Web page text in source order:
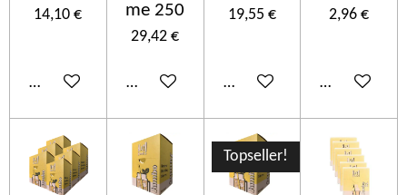
14,10 €
In den Warenkorb
me 250
29,42 €
In den Warenkorb
19,55 €
In den Warenkorb
2,96 €
In den
Topseller!